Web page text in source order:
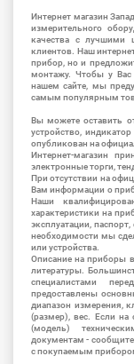
Интернет магазин
измерительного
качества с лучшими
клиентов. Наш
прибор, но и
монтажу. Чтобы у Вас
нашем сайте, мы
самым популярным
Вы можете оставить
устройство,
опубликован на
Интернет-магазин
электронные торги,
При отсутствии на
Вам информации о
Наши
характеристики на
эксплуатации,
необходимости мы
или устройства.
Описание на приборы
литературы.
специалистами
предоставлены
диапазон измерения,
(размер), вес. Если на
(модель)
документам -
с покупаемым